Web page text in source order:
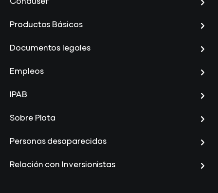
Condusef
Productos Básicos
Documentos legales
Empleos
IPAB
Sobre Plata
Personas desaparecidas
Relación con Inversionistas